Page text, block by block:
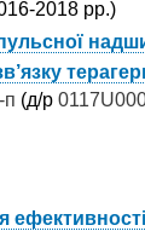
2018 рр.)
(д/р